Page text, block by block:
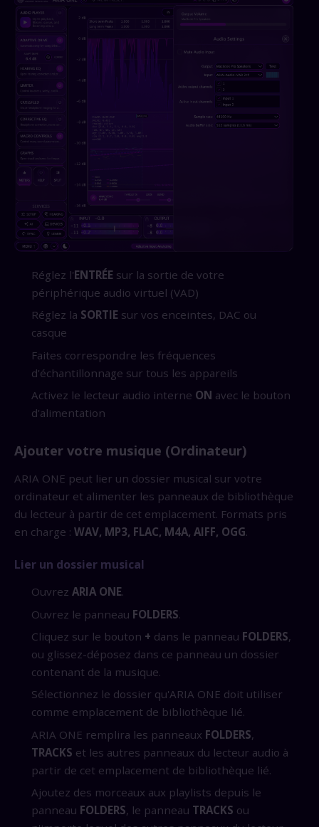
Réglez l'ENTRÉE sur la sortie de votre
périphérique audio virtuel (VAD)
Réglez la SORTIE sur vos enceintes, DAC ou
casque
Faites correspondre les fréquences
d'échantillonnage sur tous les appareils
Activez le lecteur audio interne ON avec le bouton
d'alimentation
Ajouter votre musique (Ordinateur)
ARIA ONE peut lier un dossier musical sur votre
ordinateur et alimenter les panneaux de bibliothèque
du lecteur à partir de cet emplacement. Formats pris
en charge : WAV, MP3, FLAC, M4A, AIFF, OGG.
Lier un dossier musical
Ouvrez ARIA ONE.
Ouvrez le panneau FOLDERS.
Cliquez sur le bouton + dans le panneau FOLDERS,
ou glissez-déposez dans ce panneau un dossier
contenant de la musique.
Sélectionnez le dossier qu'ARIA ONE doit utiliser
comme emplacement de bibliothèque lié.
ARIA ONE remplira les panneaux FOLDERS,
TRACKS et les autres panneaux du lecteur audio à
partir de cet emplacement de bibliothèque lié.
Ajoutez des morceaux aux playlists depuis le
panneau FOLDERS, le panneau TRACKS ou